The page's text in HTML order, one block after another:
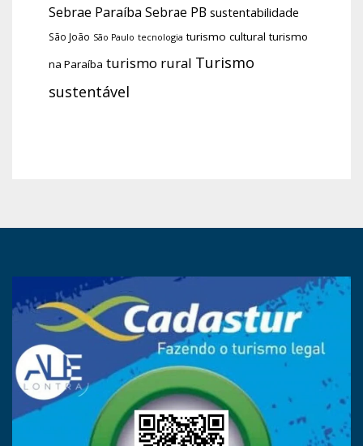
Sebrae Paraíba Sebrae PB sustentabilidade
São João São Paulo tecnologia turismo cultural turismo
na Paraíba turismo rural Turismo
sustentável